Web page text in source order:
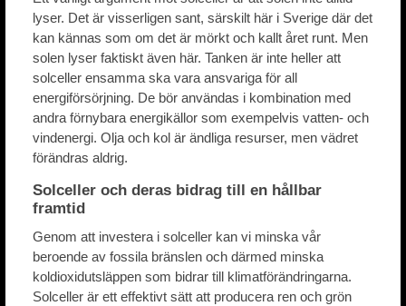
lyser. Det är visserligen sant, särskilt här i Sverige där det
kan kännas som om det är mörkt och kallt året runt. Men
solen lyser faktiskt även här. Tanken är inte heller att
solceller ensamma ska vara ansvariga för all
energiförsörjning. De bör användas i kombination med
andra förnybara energikällor som exempelvis vatten- och
vindenergi. Olja och kol är ändliga resurser, men vädret
förändras aldrig.
Solceller och deras bidrag till en hållbar
framtid
Genom att investera i solceller kan vi minska vår
beroende av fossila bränslen och därmed minska
koldioxidutsläppen som bidrar till klimatförändringarna.
Solceller är ett effektivt sätt att producera ren och grön